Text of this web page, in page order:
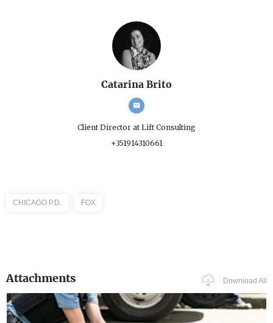
Catarina Brito
Client Director at Lift Consulting
+351914310661
CHICAGO P.D. FOX
Attachments Download All